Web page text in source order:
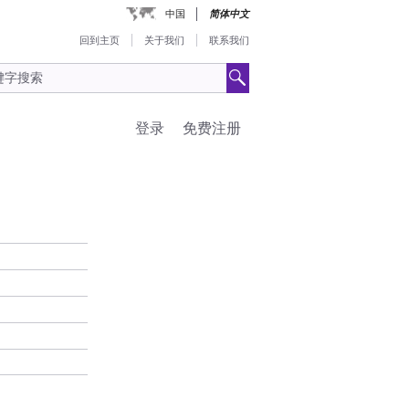
中国 简体中文
回到主页 关于我们 联系我们
免费注册
登录